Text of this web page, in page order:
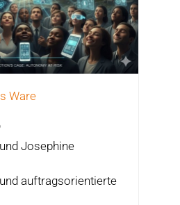
Ware
Josephine
auftragsorientierte